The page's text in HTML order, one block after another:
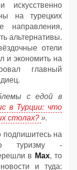
искусственно
на турецких
направления,
альтернативы.
отели
и экономить на
главный
с едой в
в Турции: что
столах? ».
подпишитесь на
туризму -
в Мах, то
и туда: